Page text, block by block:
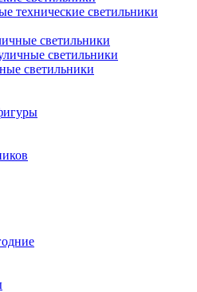
технические светильники
светильники
светильники
светильники